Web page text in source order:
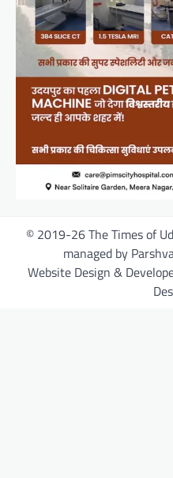
© 2019-26 The Times of
managed by
Website Design &